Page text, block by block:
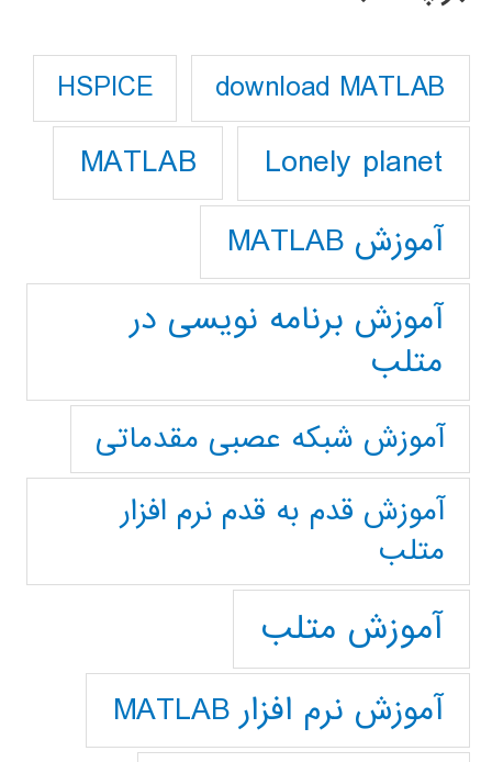
download MATLAB
HSPICE
Lonely planet
MATLAB
آموزش MATLAB
آموزش برنامه نویسی در
متلب
آموزش شبکه عصبی مقدماتی
آموزش قدم به قدم نرم افزار
متلب
آموزش متلب
آموزش نرم افزار MATLAB